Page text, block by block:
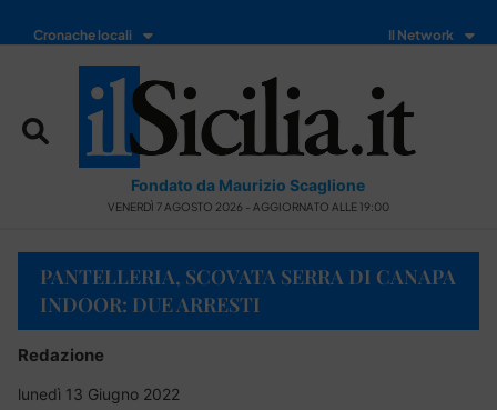
Cronache locali Il Network
Fondato da Maurizio Scaglione
VENERDÌ 7 AGOSTO 2026 - AGGIORNATO ALLE 19:00
PANTELLERIA, SCOVATA SERRA DI CANAPA
INDOOR: DUE ARRESTI
Redazione
lunedì 13 Giugno 2022